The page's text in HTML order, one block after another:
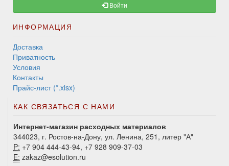
Войти
ИНФОРМАЦИЯ
Доставка
Приватность
Условия
Контакты
Прайс-лист (*.xlsx)
КАК СВЯЗАТЬСЯ С НАМИ
Интернет-магазин расходных материалов
344023, г. Ростов-на-Дону, ул. Ленина, 251, литер "А"
P: +7 904 444-43-94, +7 928 909-37-03
E: zakaz@esolution.ru